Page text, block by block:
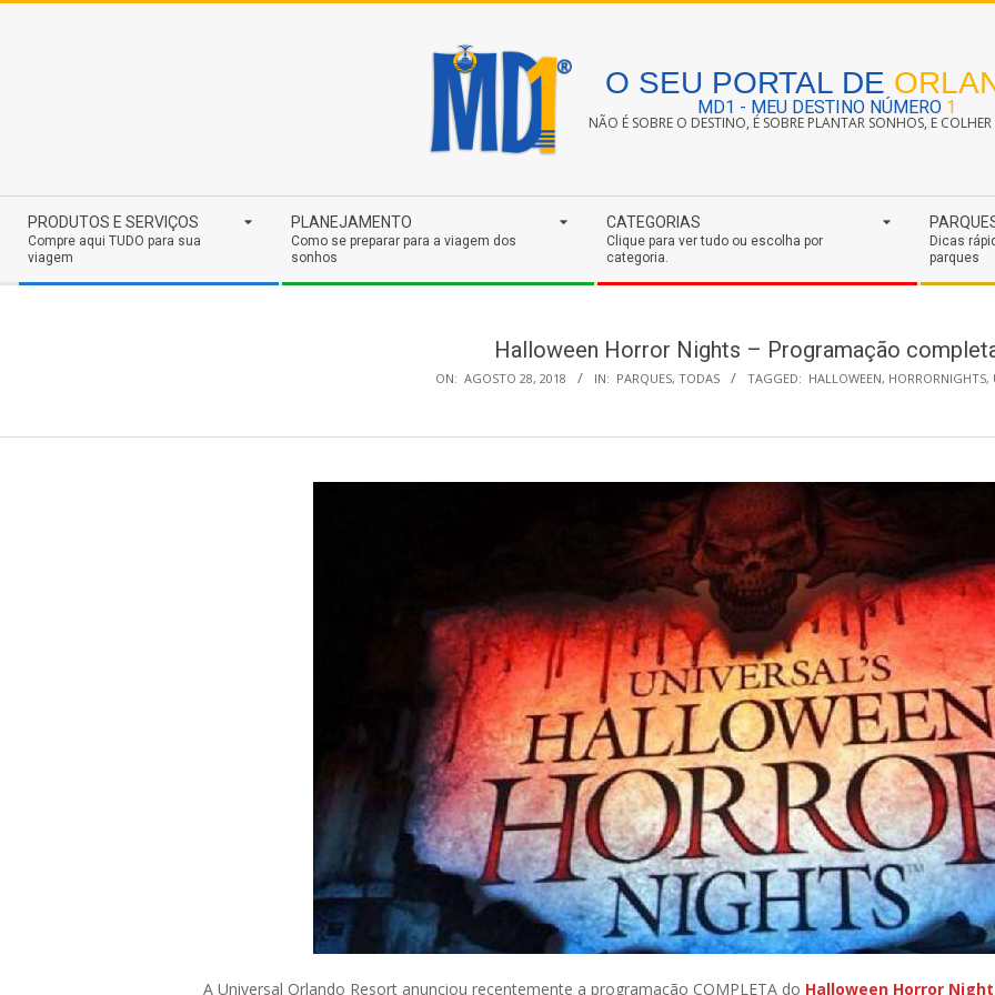
O SEU PORTAL DE
MD1 - MEU DESTINO NÚMERO 1
NÃO É SOBRE O DESTINO, É SOBRE PLANTAR SONHOS, E COLHER
Navigation
Menu
PRODUTOS E SERVIÇOS
Compre aqui TUDO para sua
viagem
PLANEJAMENTO
Como se preparar para a viagem dos
sonhos
CATEGORIAS
Clique para ver tudo ou escolha por
categoria.
Dicas
parques
Halloween Horror Nights – Programação
ON: AGOSTO 28, 2018 IN: PARQUES, TODAS TAGGED: HALLOWEEN, HORRORNIGHTS,
A Universal Orlando Resort anunciou recentemente a programação COMPLETA do Halloween Horror